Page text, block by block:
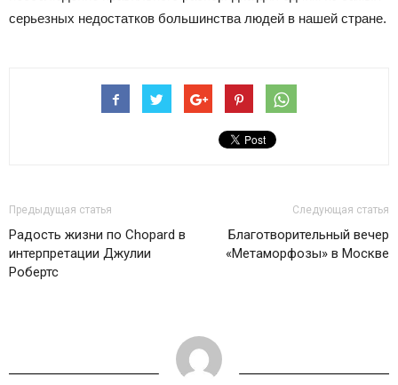
серьезных недостатков большинства людей в нашей стране.
Предыдущая статья
Радость жизни по Chopard в
интерпретации Джулии
Робертс
Следующая статья
Благотворительный вечер
«Метаморфозы» в Москве